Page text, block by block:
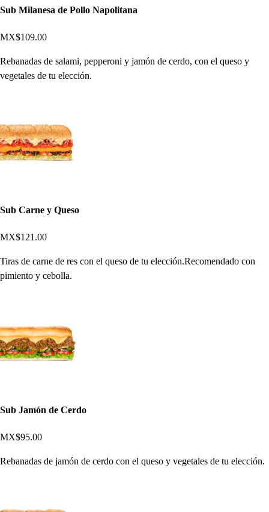
Sub Milanesa de Pollo Napolitana
MX$109.00
Rebanadas de salami, pepperoni y jamón de cerdo, con el queso y
vegetales de tu elección.
Sub Carne y Queso
MX$121.00
Tiras de carne de res con el queso de tu elección.Recomendado con
pimiento y cebolla.
Sub Jamón de Cerdo
MX$95.00
Rebanadas de jamón de cerdo con el queso y vegetales de tu elección.